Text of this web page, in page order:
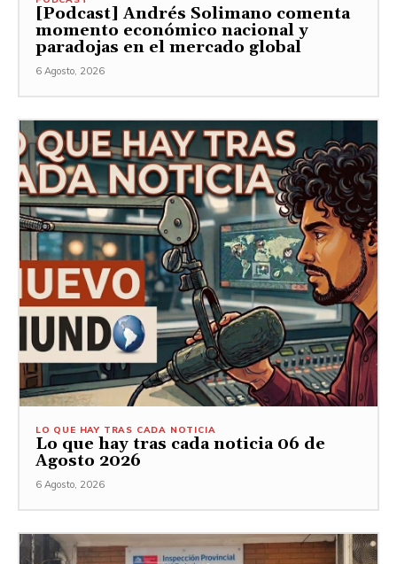
[Podcast] Andrés Solimano comenta
momento económico nacional y
paradojas en el mercado global
6 Agosto, 2026
LO QUE HAY TRAS CADA NOTICIA
Lo que hay tras cada noticia 06 de
Agosto 2026
6 Agosto, 2026